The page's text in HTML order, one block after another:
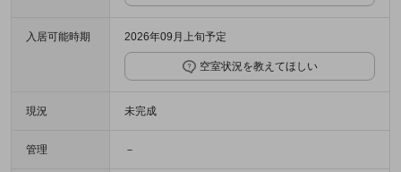
入居可能時期 2026年09月上旬予定
空室状況を教えてほしい
現況 未完成
管理 －